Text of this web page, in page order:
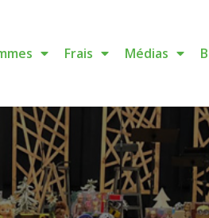
Frais Médias